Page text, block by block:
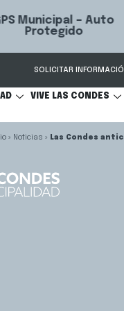
Municipal – Auto
Protegido
SOLICITAR
VIVE LAS CONDES
» Noticias » Las Condes